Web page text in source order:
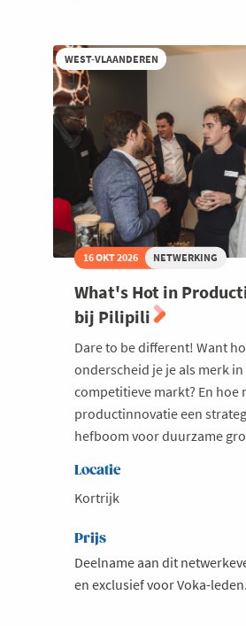
WEST-VLAANDEREN
16 OKT 2026 NETWERKING
What's Hot in
bij Pilipili
Dare to be different! Want
onderscheid je je als merk in
competitieve markt? En hoe
productinnovatie een
hefboom voor duurzame
Locatie
Kortrijk
Prijs
Deelname aan dit
en exclusief voor Voka-leden.